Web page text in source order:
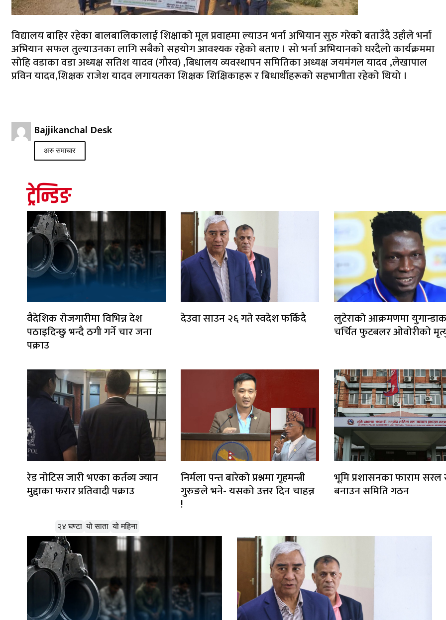
विद्यालय बाहिर रहेका बालबालिकालाई शिक्षाको मूल प्रवाहमा ल्याउन भर्ना अभियान सुरु गरेको बताउँदै उहाँले भर्ना
अभियान सफल तुल्याउनका लागि सबैको सहयोग आवश्यक रहेको बताए । सो भर्ना अभियानको घरदैलो कार्यक्रममा
सोहि वडाका वडा अध्यक्ष सतिश यादव (गौरव) ,बिधालय व्यवस्थापन समितिका अध्यक्ष जयमंगल यादव ,लेखापाल
प्रविन यादव,शिक्षक राजेश यादव लगायतका शिक्षक शिक्षिकाहरू र बिधार्थीहरूको सहभागीता रहेको थियो ।
Bajjikanchal Desk
अरु समाचार
ट्रेन्डिङ
वैदेशिक रोजगारीमा विभिन्न देश
पठाइदिन्छु भन्दै ठगी गर्ने चार जना
पक्राउ
देउवा साउन २६ गते स्वदेश फर्किदै लुटेराको आक्रमणमा
चर्चित फुटबलर ओवोरीको
रेड नोटिस जारी भएका कर्तव्य ज्यान
मुद्दाका फरार प्रतिवादी पक्राउ
निर्मला पन्त बारेको प्रश्नमा गृहमन्त्री
गुरुङले भने- यसको उत्तर दिन चाहन्न
!
भूमि प्रशासनका फाराम
बनाउन समिति गठन
२४ घण्टा यो साता यो महिना